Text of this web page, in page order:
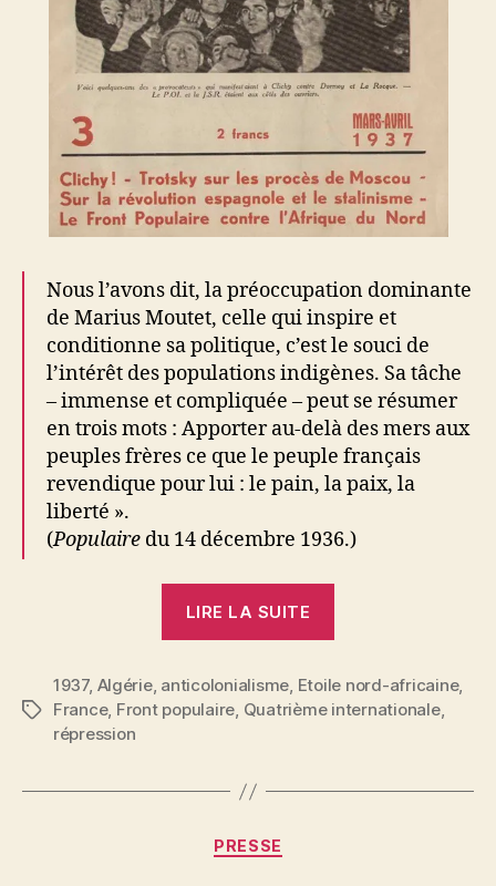
Nous l’avons dit, la préoccupation dominante
de Marius Moutet, celle qui inspire et
conditionne sa politique, c’est le souci de
l’intérêt des populations indigènes. Sa tâche
– immense et compliquée – peut se résumer
en trois mots : Apporter au-delà des mers aux
peuples frères ce que le peuple français
revendique pour lui : le pain, la paix, la
liberté ».
(Populaire du 14 décembre 1936.)
LIRE LA SUITE
contre
les
Étiquettes
1937, Algérie, anticolonialisme, Etoile nord-africaine,
France, Front populaire, Quatrième internationale,
répression
Catégories
PRESSE